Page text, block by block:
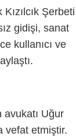
Şerbeti
gidişi, sanat
kullanıcı ve
avukatı Uğur
vefat etmiştir.